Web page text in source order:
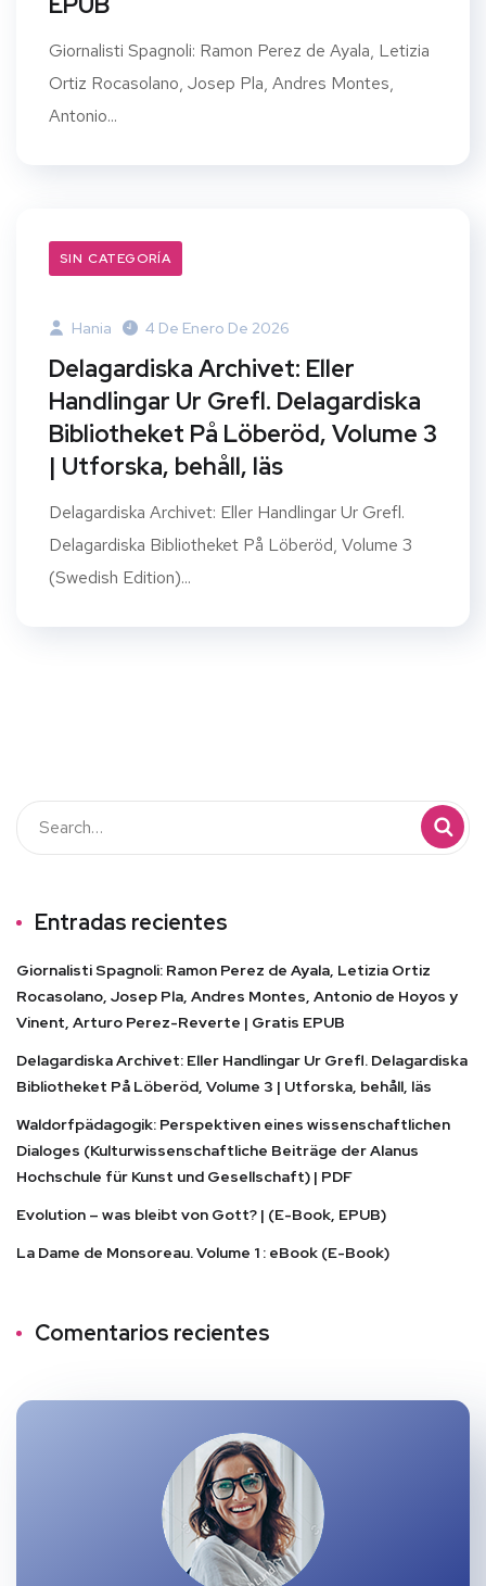
Giornalisti Spagnoli: Ramon Perez de Ayala, Letizia
Ortiz Rocasolano, Josep Pla, Andres Montes,
Antonio...
SIN CATEGORÍA
Hania 4 De Enero De 2026
Delagardiska Archivet: Eller
Handlingar Ur Grefl. Delagardiska
Bibliotheket På Löberöd, Volume 3
| Utforska, behåll, läs
Delagardiska Archivet: Eller Handlingar Ur Grefl.
Delagardiska Bibliotheket På Löberöd, Volume 3
(Swedish Edition)...
Entradas recientes
Giornalisti Spagnoli: Ramon Perez de Ayala, Letizia Ortiz
Rocasolano, Josep Pla, Andres Montes, Antonio de Hoyos y
Vinent, Arturo Perez-Reverte | Gratis EPUB
Delagardiska Archivet: Eller Handlingar Ur Grefl. Delagardiska
Bibliotheket På Löberöd, Volume 3 | Utforska, behåll, läs
Waldorfpädagogik: Perspektiven eines wissenschaftlichen
Dialoges (Kulturwissenschaftliche Beiträge der Alanus
Hochschule für Kunst und Gesellschaft) | PDF
Evolution – was bleibt von Gott? | (E-Book, EPUB)
La Dame de Monsoreau. Volume 1 : eBook (E-Book)
Comentarios recientes